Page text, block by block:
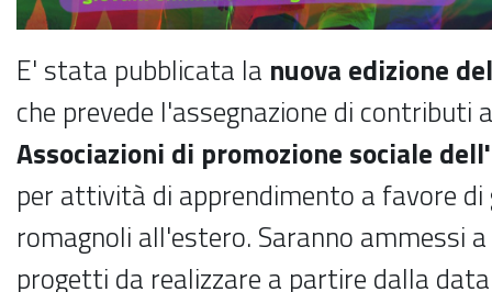
E' stata pubblicata la nuova edizione
che prevede l'assegnazione di contributi
Associazioni di promozione sociale
per attività di apprendimento a favore
romagnoli all'estero. Saranno ammessi
progetti da realizzare a partire dalla